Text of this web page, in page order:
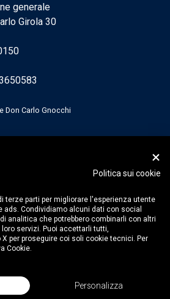
generale
Girola 30
Don Carlo Gnocchi
Politica sui cookie
terze parti per migliorare l'esperienza utente
Condividiamo alcuni dati con social
analitica che potrebbero combinarli con altri
servizi. Puoi accettarli tutti,
per proseguire coi soli cookie tecnici. Per
Cookie.
Personalizza